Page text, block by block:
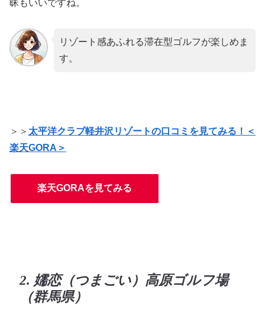
昧もいいですね。
リゾート感あふれる滞在型ゴルフが楽しめま
す。
＞＞ 太平洋クラブ軽井沢リゾートの口コミを見てみる！＜
楽天GORA＞
楽天GORAを見てみる
2. 嬬恋（つまごい）高原ゴルフ場
（群馬県）